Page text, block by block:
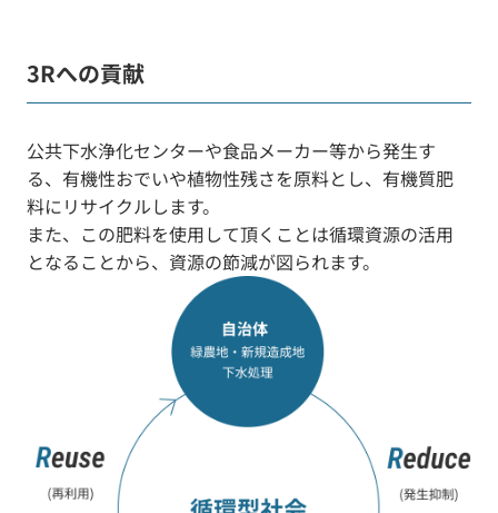
3Rへの貢献
公共下水浄化センターや食品メーカー等から発生す
る、有機性おでいや植物性残さを原料とし、有機質肥
料にリサイクルします。
また、この肥料を使用して頂くことは循環資源の活用
となることから、資源の節減が図られます。